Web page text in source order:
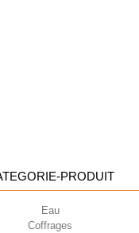
PRODUIT
Eau
Coffrages